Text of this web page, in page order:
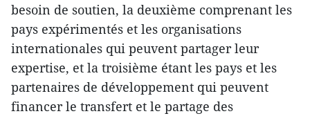
besoin de soutien, la deuxième comprenant les
pays expérimentés et les organisations
internationales qui peuvent partager leur
expertise, et la troisième étant les pays et les
partenaires de développement qui peuvent
financer le transfert et le partage des